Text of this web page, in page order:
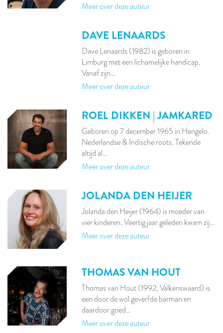
Meer over deze auteur
DAVE LENAARDS
Dave Lenaards (1982) is geboren in
Limburg met een lichamelijke handicap.
Vanaf zijn…
Meer over deze auteur
ROEL DIKKEN | JAMKARED
Geboren op 7 december 1965 in Hengelo.
Nederlandse & Indische roots. Tekende
altijd al…
Meer over deze auteur
JOLANDA DEN HEIJER
Jolanda den Heijer (1964) is moeder van
vier kinderen. Veertig jaar geleden kwam zij…
Meer over deze auteur
THOMAS VAN HOUT
Thomas van Hout (1992, Valkenswaard) is
een door de wol geverfde barman en
daardoor goed…
Meer over deze auteur